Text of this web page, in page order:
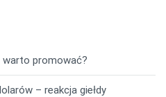
warto promować?
– reakcja giełdy